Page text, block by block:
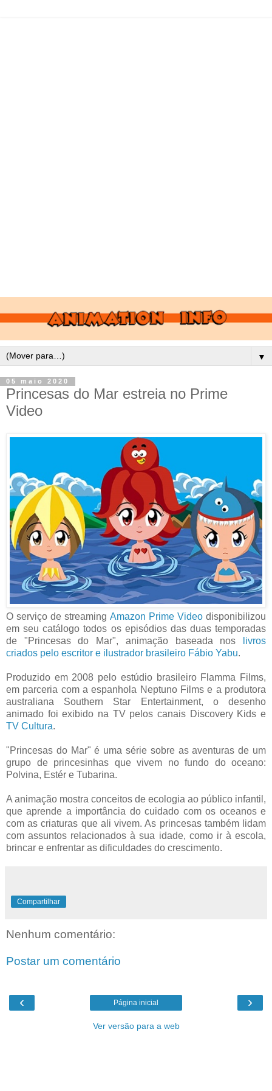
▼
05 maio 2020
Princesas do Mar estreia no Prime
Video
O serviço de streaming Amazon Prime Videodisponibilizou
em seu catálogo todos os episódios das duas temporadas
de "Princesas do Mar", animação baseada nos
livros
criados pelo escritor e ilustrador brasileiro Fábio Yabu.
Produzido em 2008 pelo estúdio brasileiro Flamma Films,
em parceria com a espanhola Neptuno Films e a produtora
australiana Southern Star Entertainment, o desenho
animado foi exibido na TV pelos canais Discovery Kids e
TV Cultura.
"Princesas do Mar" é uma série sobre as aventuras de um
grupo de princesinhas que vivem no fundo do oceano:
Polvina, Estér e Tubarina.
A animação mostra conceitos de ecologia ao público infantil,
que aprende a importância do cuidado com os oceanos e
com as criaturas que ali vivem. As princesas também lidam
com assuntos relacionados à sua idade, como ir à escola,
brincar e enfrentar as dificuldades do crescimento.
Compartilhar
Nenhum comentário:
Postar um comentário
‹ ›
Página inicial
Ver versão para a web